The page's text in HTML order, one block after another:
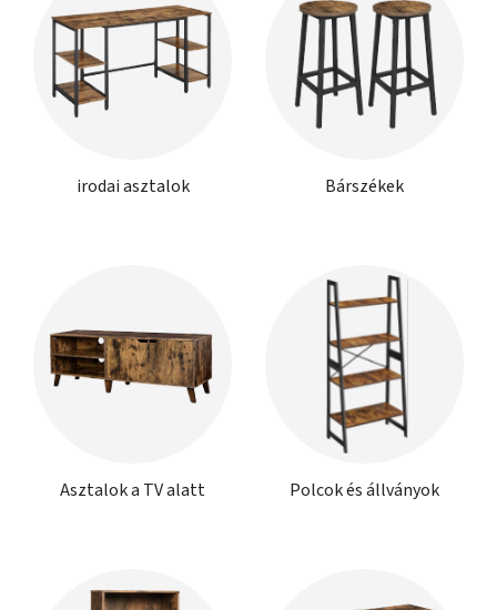
irodai asztalok Bárszékek
Asztalok a TV alatt Polcok és állványok